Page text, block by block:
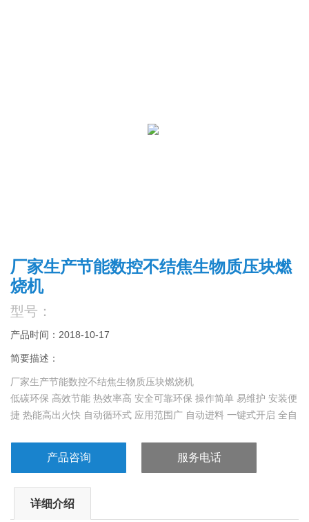
厂家生产节能数控不结焦生物质压块燃
烧机
型号：
产品时间：2018-10-17
简要描述：
厂家生产节能数控不结焦生物质压块燃烧机
低碳环保 高效节能 热效率高 安全可靠环保 操作简单 易维护 安装便
捷 热能高出火快 自动循环式 应用范围广 自动进料 一键式开启 全自
产品咨询 服务电话
详细介绍